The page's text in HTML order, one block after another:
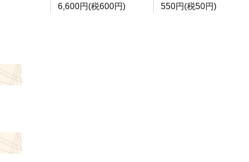
6,600円(税600円) 550円(税50円)